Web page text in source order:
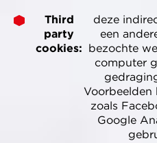
Third
party
cookies:
deze
een
bezochte
computer
Voorbeelden
zoals
Google